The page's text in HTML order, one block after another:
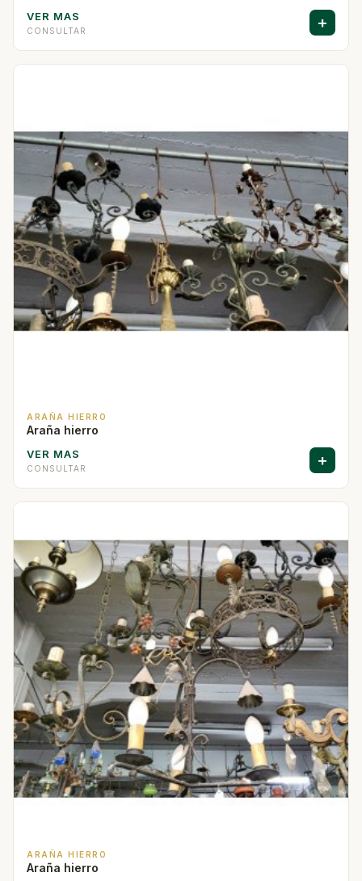
VER MAS
CONSULTAR +
ARAÑA HIERRO
Araña hierro
VER MAS
CONSULTAR +
ARAÑA HIERRO
Araña hierro